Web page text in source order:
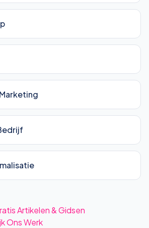
Artikelen & Gidsen
Ons Werk